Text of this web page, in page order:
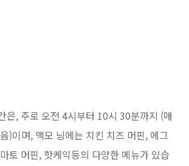
은, 주로 오전 4시부터 10시 30분까지 (매
)이며, 맥모 닝에는 치킨 치즈 머핀, 에그
토 머핀, 핫케익등의 다양한 메뉴가 있습